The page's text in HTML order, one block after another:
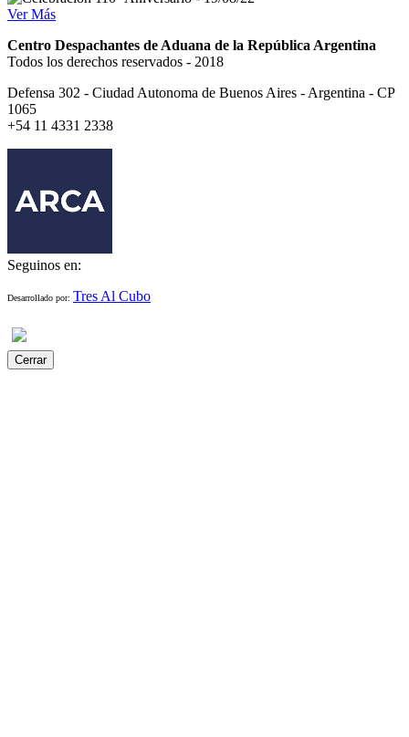
Ver Más
Centro Despachantes de Aduana de la República Argentina
Todos los derechos reservados - 2018
Defensa 302 - Ciudad Autonoma de Buenos Aires - Argentina - CP
1065
+54 11 4331 2338
Seguinos en:
Desarrollado por: Tres Al Cubo
Cerrar